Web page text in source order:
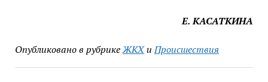
Е. КАСАТКИНА
Опубликовано в рубрикеЖКХиПроисшествия